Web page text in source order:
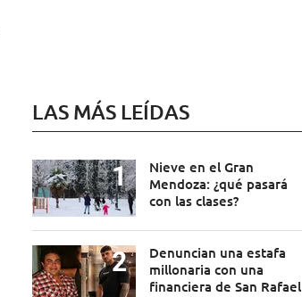
LAS MÁS LEÍDAS
Nieve en el Gran
Mendoza: ¿qué pasará
con las clases?
Denuncian una estafa
millonaria con una
financiera de San Rafael